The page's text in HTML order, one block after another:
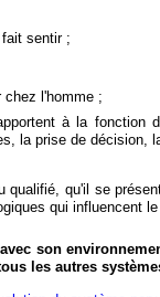
sentir ;
chez l'homme ;
à la
la prise de décision,
qu'il se
qui influencent
son
les autres